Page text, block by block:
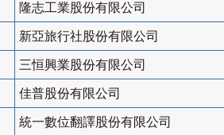
隆志工業股份有限公司
新亞旅行社股份有限公司
三恒興業股份有限公司
佳普股份有限公司
統一數位翻譯股份有限公司